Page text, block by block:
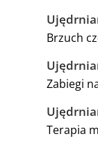
Brzuch
Zabiegi
Terapia